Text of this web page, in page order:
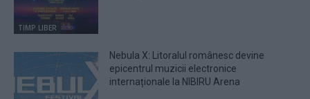
TIMP LIBER
Nebula X: Litoralul românesc devine
epicentrul muzicii electronice
internaționale la NIBIRU Arena